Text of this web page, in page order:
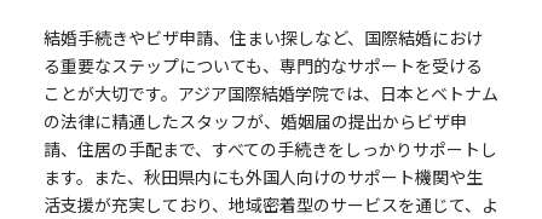
結婚手続きやビザ申請、住まい探しなど、国際結婚におけ
る重要なステップについても、専門的なサポートを受ける
ことが大切です。アジア国際結婚学院では、日本とベトナム
の法律に精通したスタッフが、婚姻届の提出からビザ申
請、住居の手配まで、すべての手続きをしっかりサポートし
ます。また、秋田県内にも外国人向けのサポート機関や生
活支援が充実しており、地域密着型のサービスを通じて、よ